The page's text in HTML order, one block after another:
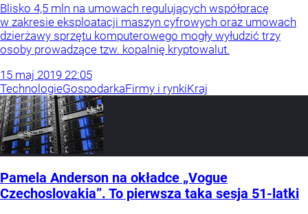
Blisko 4,5 mln na umowach regulujących współpracę
w zakresie eksploatacji maszyn cyfrowych oraz umowach
dzierżawy sprzętu komputerowego mogły wyłudzić trzy
osoby prowadzące tzw. kopalnię kryptowalut.
15 maj 2019 22:05
TechnologieGospodarkaFirmy i rynkiKraj
Pamela Anderson na okładce „Vogue
Czechoslovakia”. To pierwsza taka sesja 51-latki